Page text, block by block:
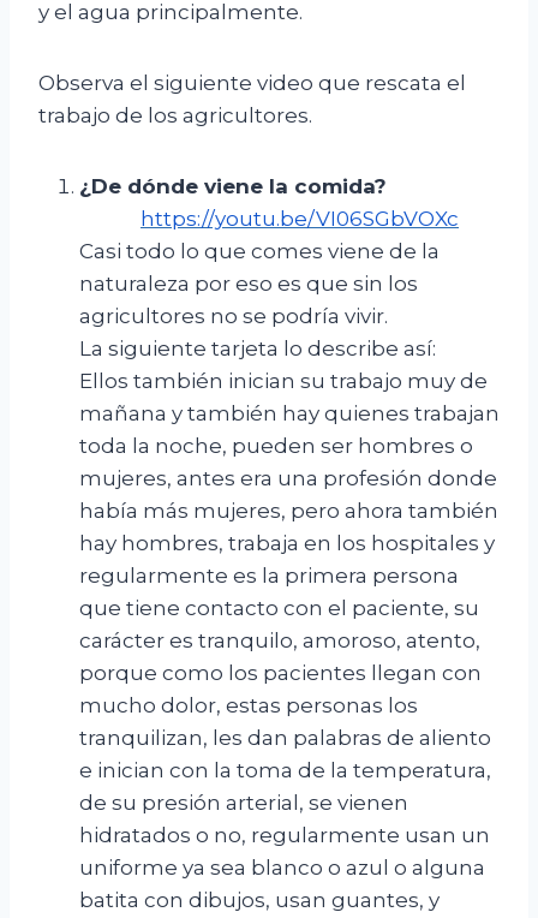
y el agua principalmente.
Observa el siguiente video que rescata el
trabajo de los agricultores.
¿De dónde viene la comida?
https://youtu.be/VI06SGbVOXc
Casi todo lo que comes viene de la
naturaleza por eso es que sin los
agricultores no se podría vivir.
La siguiente tarjeta lo describe así:
Ellos también inician su trabajo muy de
mañana y también hay quienes trabajan
toda la noche, pueden ser hombres o
mujeres, antes era una profesión donde
había más mujeres, pero ahora también
hay hombres, trabaja en los hospitales y
regularmente es la primera persona
que tiene contacto con el paciente, su
carácter es tranquilo, amoroso, atento,
porque como los pacientes llegan con
mucho dolor, estas personas los
tranquilizan, les dan palabras de aliento
e inician con la toma de la temperatura,
de su presión arterial, se vienen
hidratados o no, regularmente usan un
uniforme ya sea blanco o azul o alguna
batita con dibujos, usan guantes, y